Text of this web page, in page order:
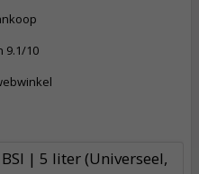
9.1/10
| 5 liter (Universeel,